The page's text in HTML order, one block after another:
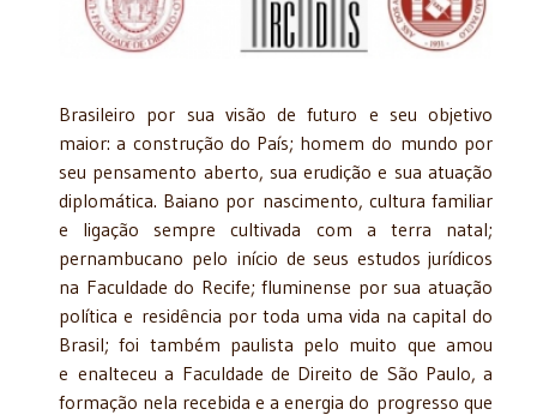
Brasileiro por sua visão de futuro e seu objetivo
maior: a construção do País; homem do mundo por
seu pensamento aberto, sua erudição e sua atuação
diplomática. Baiano por nascimento, cultura familiar
e ligação sempre cultivada com a terra natal;
pernambucano pelo início de seus estudos jurídicos
na Faculdade do Recife; fluminense por sua atuação
política e residência por toda uma vida na capital do
Brasil; foi também paulista pelo muito que amou
e enalteceu a Faculdade de Direito de São Paulo, a
formação nela recebida e a energia do progresso que